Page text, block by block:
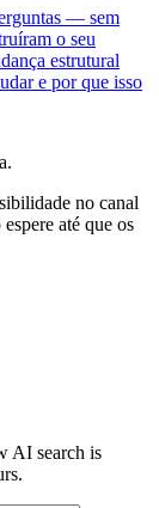
— sem
o seu
estrutural
e por que isso
no canal
até que os
AI search is